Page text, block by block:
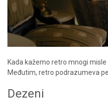
Kada kažemo retro mnogi
Međutim, retro podrazumeva
Dezeni